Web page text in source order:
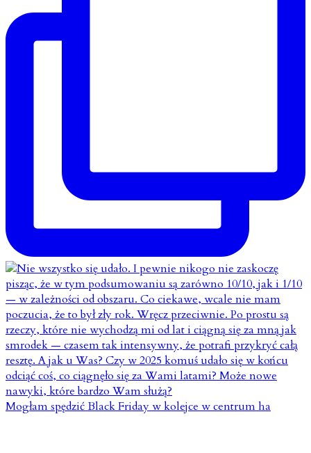
Mogłam spędzić Black Friday w kolejce w centrum ha